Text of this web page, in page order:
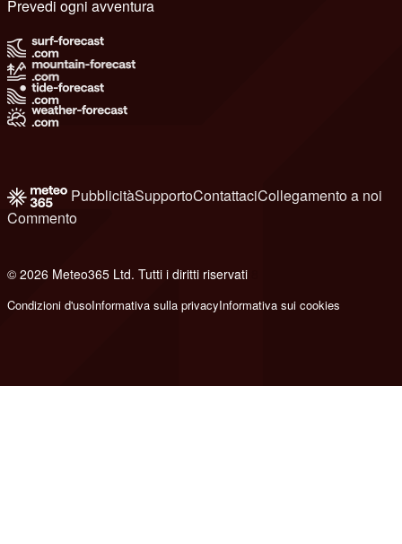
Prevedi ogni avventura
PubblicitàSupportoContattaciCollegamento a noi
Commento
© 2026 Meteo365 Ltd. Tutti i diritti riservati
Condizioni d'usoInformativa sulla privacyInformativa sui cookies